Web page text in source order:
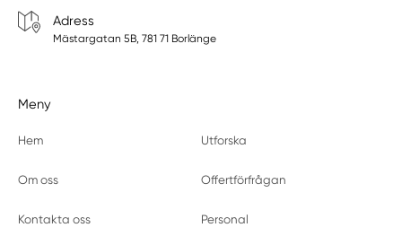
Adress
Mästargatan 5B, 781 71 Borlänge
Meny
Hem Utforska
Om oss Offertförfrågan
Kontakta oss Personal